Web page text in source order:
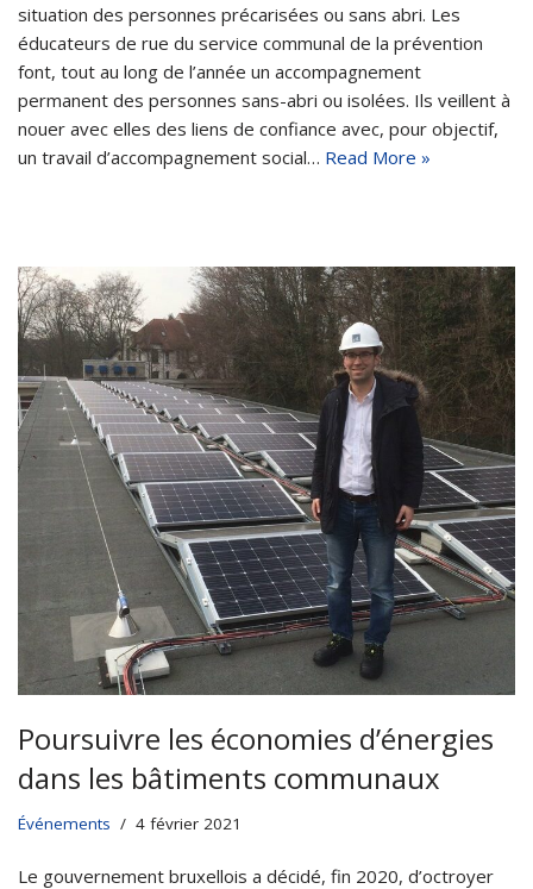
situation des personnes précarisées ou sans abri. Les
éducateurs de rue du service communal de la prévention
font, tout au long de l’année un accompagnement
permanent des personnes sans-abri ou isolées. Ils veillent à
nouer avec elles des liens de confiance avec, pour objectif,
un travail d’accompagnement social… Read More »
Poursuivre les économies d’énergies
dans les bâtiments communaux
Événements 4 février 2021
Le gouvernement bruxellois a décidé, fin 2020, d’octroyer